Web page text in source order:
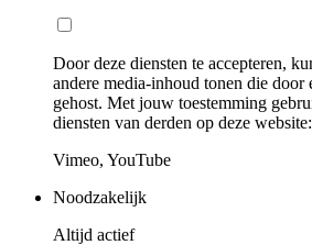
Door deze diensten te accepteren,
andere media-inhoud tonen die
gehost. Met jouw toestemming
diensten van derden op deze website:
Vimeo, YouTube
Noodzakelijk
Altijd actief